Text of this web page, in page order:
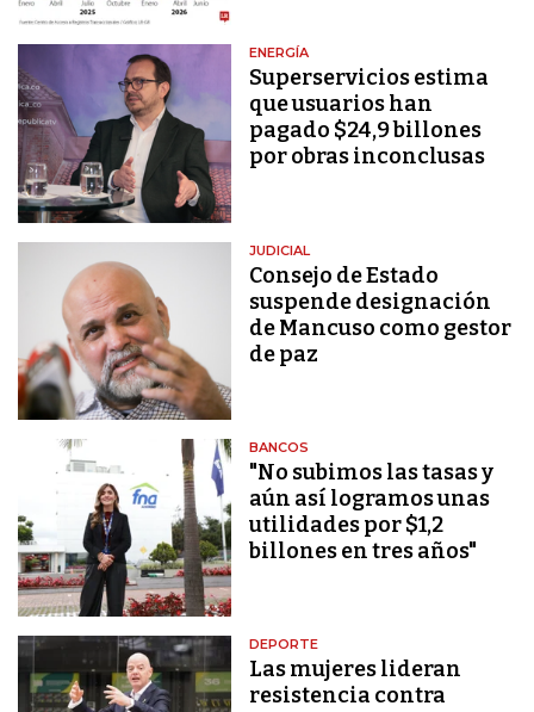
ENERGÍA
Superservicios estima
que usuarios han
pagado $24,9 billones
por obras inconclusas
JUDICIAL
Consejo de Estado
suspende designación
de Mancuso como gestor
de paz
BANCOS
"No subimos las tasas y
aún así logramos unas
utilidades por $1,2
billones en tres años"
DEPORTE
Las mujeres lideran
resistencia contra